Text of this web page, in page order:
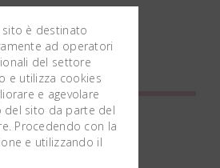
mm150
è destinato
ad operatori
del settore
e utilizza cookies
e agevolare
del sito da parte del
Procedendo con la
e utilizzando il